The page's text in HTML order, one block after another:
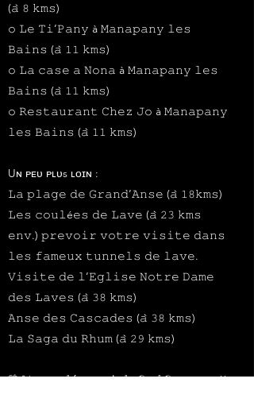
(𝚊̀ 𝟾 𝚔𝚖𝚜)
𝚘 𝙻𝚎 𝚃𝚒’𝙿𝚊𝚗𝚢 à 𝙼𝚊𝚗𝚊𝚙𝚊𝚗𝚢 𝚕𝚎𝚜
𝙱𝚊𝚒𝚗𝚜 (𝚊̀ 𝟷𝟷 𝚔𝚖𝚜)
𝚘 𝙻𝚊 𝚌𝚊𝚜𝚎 𝚊 𝙽𝚘𝚗𝚊 à 𝙼𝚊𝚗𝚊𝚙𝚊𝚗𝚢 𝚕𝚎𝚜
𝙱𝚊𝚒𝚗𝚜 (𝚊̀ 𝟷𝟷 𝚔𝚖𝚜)
𝚘 𝚁𝚎𝚜𝚝𝚊𝚞𝚛𝚊𝚗𝚝 𝙲𝚑𝚎𝚣 𝙹𝚘 à 𝙼𝚊𝚗𝚊𝚙𝚊𝚗𝚢
𝚕𝚎𝚜 𝙱𝚊𝚒𝚗𝚜 (𝚊̀ 𝟷𝟷 𝚔𝚖𝚜)
Uɴ ᴘᴇᴜ ᴘʟᴜs ʟᴏɪɴ :
𝙻𝚊 𝚙𝚕𝚊𝚐𝚎 𝚍𝚎 𝙶𝚛𝚊𝚗𝚍’𝙰𝚗𝚜𝚎 (𝚊̀ 𝟷𝟾𝚔𝚖𝚜)
𝙻𝚎𝚜 𝚌𝚘𝚞𝚕é𝚎𝚜 𝚍𝚎 𝙻𝚊𝚟𝚎 (𝚊̀ 𝟸𝟹 𝚔𝚖𝚜
𝚎𝚗𝚟.) 𝚙𝚛𝚎𝚟𝚘𝚒𝚛 𝚟𝚘𝚝𝚛𝚎 𝚟𝚒𝚜𝚒𝚝𝚎 𝚍𝚊𝚗𝚜
𝚕𝚎𝚜 𝚏𝚊𝚖𝚎𝚞𝚡 𝚝𝚞𝚗𝚗𝚎𝚕𝚜 𝚍𝚎 𝚕𝚊𝚟𝚎.
𝚅𝚒𝚜𝚒𝚝𝚎 𝚍𝚎 𝚕’𝙴𝚐𝚕𝚒𝚜𝚎 𝙽𝚘𝚝𝚛𝚎 𝙳𝚊𝚖𝚎
𝚍𝚎𝚜 𝙻𝚊𝚟𝚎𝚜 (𝚊̀ 𝟹𝟾 𝚔𝚖𝚜)
𝙰𝚗𝚜𝚎 𝚍𝚎𝚜 𝙲𝚊𝚜𝚌𝚊𝚍𝚎𝚜 (𝚊̀ 𝟹𝟾 𝚔𝚖𝚜)
𝙻𝚊 𝚂𝚊𝚐𝚊 𝚍𝚞 𝚁𝚑𝚞𝚖 (𝚊̀ 𝟸𝟿 𝚔𝚖𝚜)
🌴 𝕍𝕖𝕟𝕖𝕫 𝕕𝕖́𝕔𝕠𝕦𝕧𝕣𝕚𝕣 𝕝𝕖 𝕊𝕦𝕕 𝕊𝕒𝕦𝕧𝕒𝕘𝕖 !!